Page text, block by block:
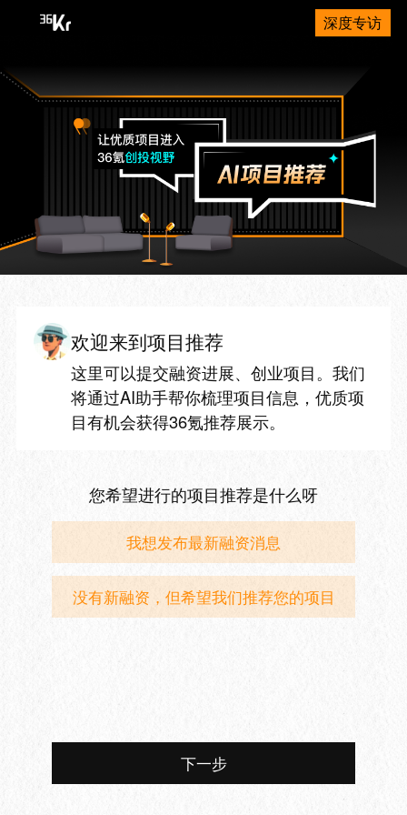
深度专访
欢迎来到项目推荐
这里可以提交融资进展、创业项目。我们
将通过AI助手帮你梳理项目信息，优质项
目有机会获得36氪推荐展示。
您希望进行的项目推荐是什么呀
我想发布最新融资消息
没有新融资，但希望我们推荐您的项目
下一步